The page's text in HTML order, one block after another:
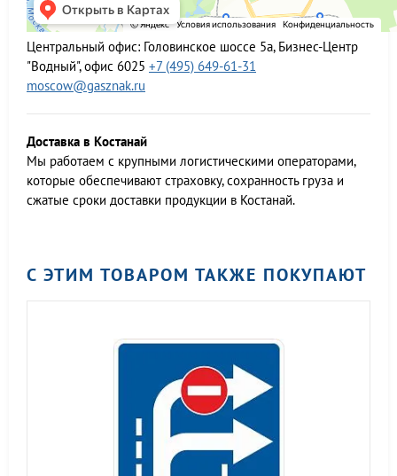
Центральный офис: Головинское шоссе 5а, Бизнес-Центр
"Водный", офис 6025 +7 (495) 649-61-31
moscow@gasznak.ru
Доставка в Костанай
Мы работаем c крупными логистическими операторами,
которые обеспечивают страховку, сохранность груза и
сжатые сроки доставки продукции в Костанай.
С ЭТИМ ТОВАРОМ ТАКЖЕ ПОКУПАЮТ